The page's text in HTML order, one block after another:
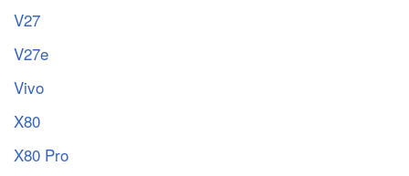
V27
V27e
Vivo
X80
X80 Pro